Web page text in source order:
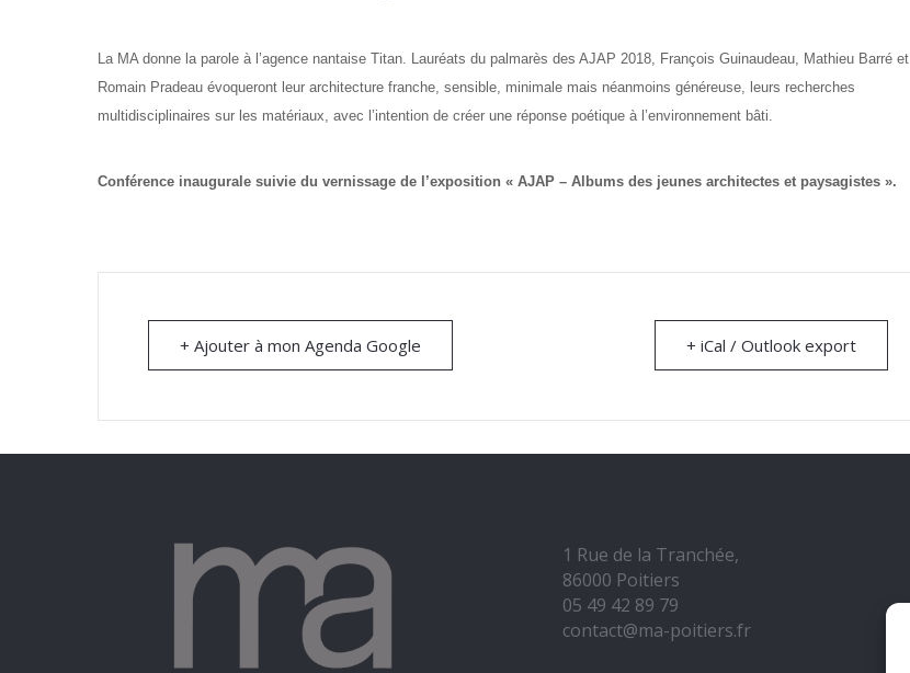
La MA donne la parole à l’agence nantaise Titan. Lauréats du palmarès des AJAP 2018, François Guinaudeau, Mathieu Barré et
Romain Pradeau évoqueront leur architecture franche, sensible, minimale mais néanmoins généreuse, leurs recherches
multidisciplinaires sur les matériaux, avec l’intention de créer une réponse poétique à l’environnement bâti.
Conférence inaugurale suivie du vernissage de l’exposition « AJAP – Albums des jeunes architectes et paysagistes ».
+ Ajouter à mon Agenda Google + iCal / Outlook export
1 Rue de la Tranchée,
86000 Poitiers
05 49 42 89 79
contact@ma-poitiers.fr